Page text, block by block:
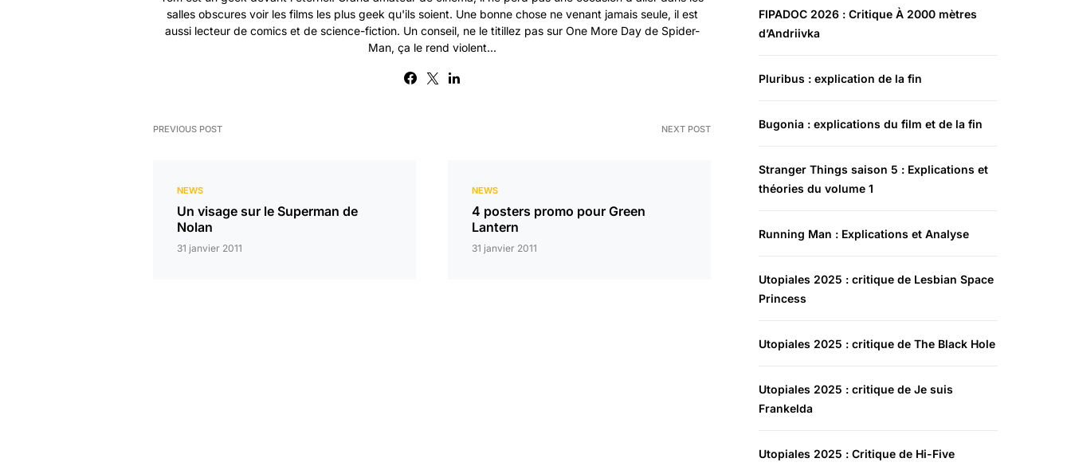
salles obscures voir les films les plus geek qu'ils soient. Une bonne chose ne venant jamais seule, il est
aussi lecteur de comics et de science-fiction. Un conseil, ne le titillez pas sur One More Day de Spider-
Man, ça le rend violent...
PREVIOUS POST
NEWS
Un visage sur le Superman de
Nolan
31 janvier 2011
NEXT POST
NEWS
4 posters promo pour Green
Lantern
31 janvier 2011
FIPADOC 2026 : Critique À 2000 mètres
d’Andriivka
Pluribus : explication de la fin
Bugonia : explications du film et de la fin
Stranger Things saison 5 : Explications et
théories du volume 1
Running Man : Explications et Analyse
Utopiales 2025 : critique de Lesbian Space
Princess
Utopiales 2025 : critique de The Black Hole
Utopiales 2025 : critique de Je suis
Frankelda
Utopiales 2025 : Critique de Hi-Five